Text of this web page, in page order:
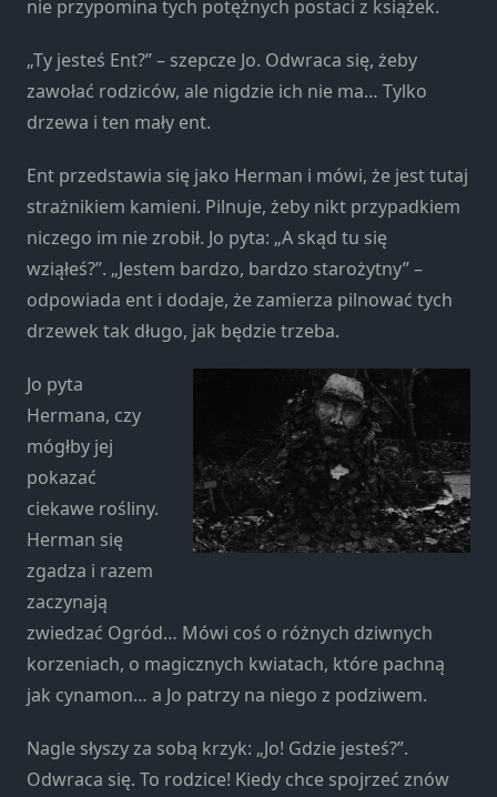
nie przypomina tych potężnych postaci z książek.
„Ty jesteś Ent?” – szepcze Jo. Odwraca się, żeby
zawołać rodziców, ale nigdzie ich nie ma… Tylko
drzewa i ten mały ent.
Ent przedstawia się jako Herman i mówi, że jest tutaj
strażnikiem kamieni. Pilnuje, żeby nikt przypadkiem
niczego im nie zrobił. Jo pyta: „A skąd tu się
wziąłeś?”. „Jestem bardzo, bardzo starożytny” –
odpowiada ent i dodaje, że zamierza pilnować tych
drzewek tak długo, jak będzie trzeba.
Jo pyta
Hermana, czy
mógłby jej
pokazać
ciekawe rośliny.
Herman się
zgadza i razem
zaczynają
zwiedzać Ogród… Mówi coś o różnych dziwnych
korzeniach, o magicznych kwiatach, które pachną
jak cynamon… a Jo patrzy na niego z podziwem.
Nagle słyszy za sobą krzyk: „Jo! Gdzie jesteś?”.
Odwraca się. To rodzice! Kiedy chce spojrzeć znów